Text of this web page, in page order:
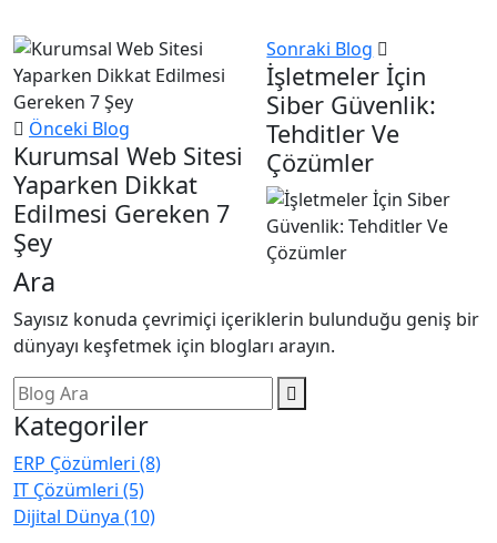
Önceki Blog
Kurumsal Web Sitesi
Yaparken Dikkat
Edilmesi Gereken 7
Şey
Sonraki Blog
İşletmeler İçin
Siber Güvenlik:
Tehditler Ve
Çözümler
Ara
Sayısız konuda çevrimiçi içeriklerin bulunduğu geniş bir
dünyayı keşfetmek için blogları arayın.
Kategoriler
ERP Çözümleri (8)
IT Çözümleri (5)
Dijital Dünya (10)